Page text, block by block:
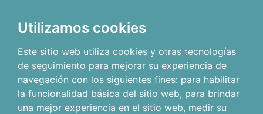
Utilizamos cookies
Este sitio web utiliza cookies y otras tecnologías
de seguimiento para mejorar su experiencia de
navegación con los siguientes fines: para habilitar
la funcionalidad básica del sitio web, para brindar
una mejor experiencia en el sitio web, medir su